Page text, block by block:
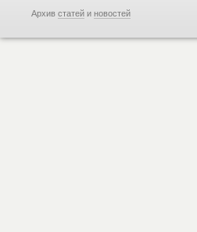
Архив статей и новостей